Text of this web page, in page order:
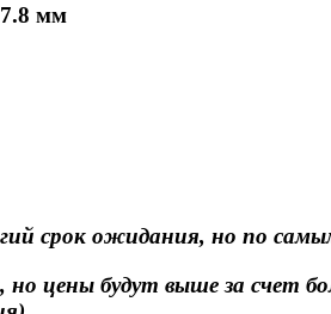
мм
срок ожидания, но по
цены будут выше за счет